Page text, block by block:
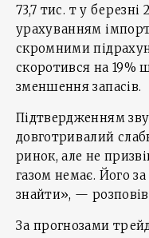
73,7 тис. т у березні
урахуванням
скромними
скоротився на 19%
зменшення запасів.
Підтвердженням
довготривалий
ринок, але не
газом немає. Його
знайти», — розповів
За прогнозами